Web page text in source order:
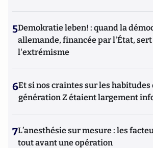
5Demokratie leben! : quand la
allemande, financée par l'État,
l'extrémisme
6Et si nos craintes sur les habitudes
génération Z étaient largement
7L’anesthésie sur mesure : les
tout avant une opération